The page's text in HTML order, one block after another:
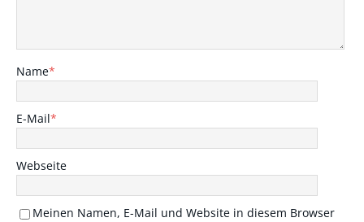
Name*
E-Mail*
Webseite
Meinen Namen, E-Mail und Website in diesem Browser